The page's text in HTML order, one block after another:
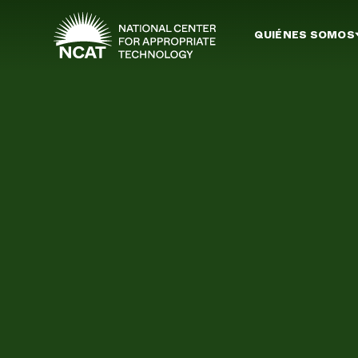
Ir al contenido principal
QUIÉNES SOMOS